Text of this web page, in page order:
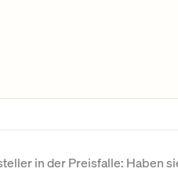
in der Preisfalle: Haben